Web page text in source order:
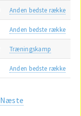
Anden bedste række
Anden bedste række
Træningskamp
Anden bedste række
Næste